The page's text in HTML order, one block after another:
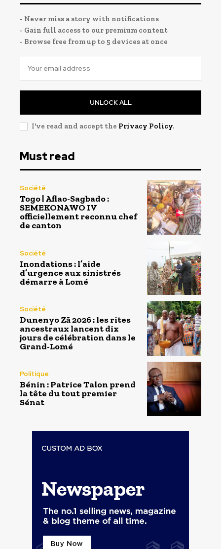
- Never miss a story with notifications
- Gain full access to our premium content
- Browse free from up to 5 devices at once
UNLOCK ALL
I've read and accept the Privacy Policy.
Must read
Société
Togo | Aflao-Sagbado :
SEMEKONAWO IV
officiellement reconnu chef
de canton
Société
Inondations : l’aide
d’urgence aux sinistrés
démarre à Lomé
Société
Dunenyo Zā 2026 : les rites
ancestraux lancent dix
jours de célébration dans le
Grand-Lomé
Politique
Bénin : Patrice Talon prend
la tête du tout premier
Sénat